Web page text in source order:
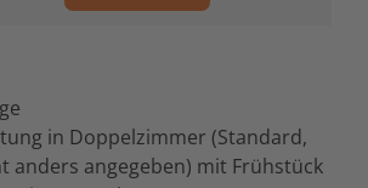
in Doppelzimmer (Standard,
anders angegeben) mit Frühstück